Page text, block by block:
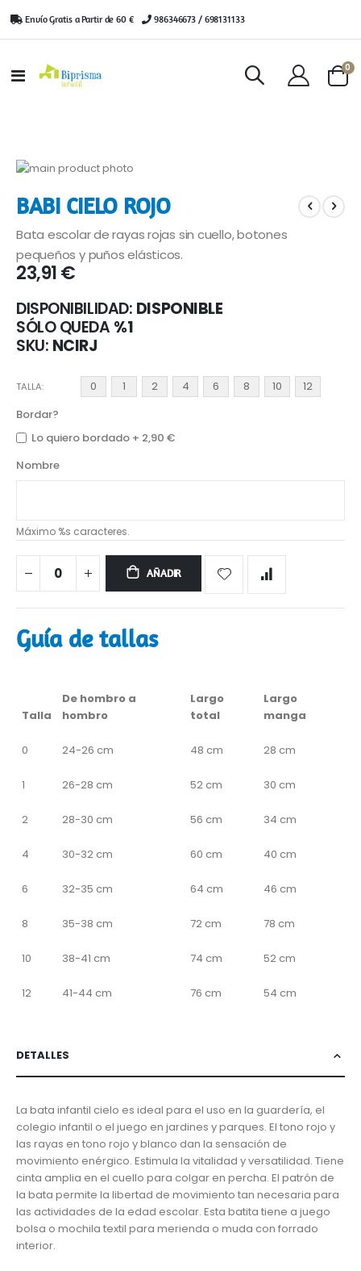
Envío Gratis a Partir de 60 € | 986346673 / 698131133
Toggle
Cart
0
Saltar
final
de
la
galería
de
imágenes
al
comienzo
de
la
galería
imágenes
BABI CIELO ROJO
Bata escolar de rayas rojas sin cuello, botones
pequeños y puños elásticos.
23,91 €
DISPONIBILIDAD: DISPONIBLE
SÓLO QUEDA %1
SKU NCIRJ
TALLA 0 1 2 4 6 8 10
12
Bordar?
Lo quiero bordado + 2,90 €
Nombre
Máximo %s caracteres.
AÑADIR
Guía de tallas
Talla
De hombro a
hombro
Largo
total
Largo
manga
0 24-26 cm 48 cm 28 cm
1 26-28 cm 52 cm 30 cm
2 28-30 cm 56 cm 34 cm
4 30-32 cm 60 cm 40 cm
6 32-35 cm 64 cm 46 cm
8 35-38 cm 72 cm 78 cm
10 38-41 cm 74 cm 52 cm
12 41-44 cm 76 cm 54 cm
DETALLES
La bata infantil cielo es ideal para el uso en la guardería, el
colegio infantil o el juego en jardines y parques. El tono rojo y
las rayas en tono rojo y blanco dan la sensación de
movimiento enérgico. Estimula la vitalidad y versatilidad. Tiene
cinta amplia en el cuello para colgar en percha. El patrón de
la bata permite la libertad de movimiento tan necesaria para
las actividades de la edad escolar. Esta batita tiene a juego
bolsa o mochila textil para merienda o muda con forrado
interior.